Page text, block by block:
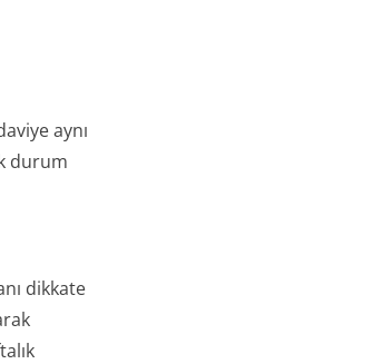
aynı
durum
dikkate